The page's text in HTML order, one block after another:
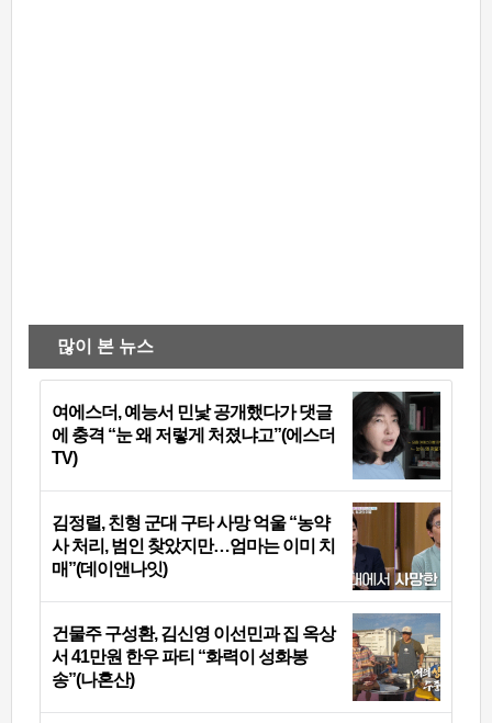
많이 본 뉴스
여에스더, 예능서 민낯 공개했다가 댓글
에 충격 “눈 왜 저렇게 처졌냐고”(에스더
TV)
김정렬, 친형 군대 구타 사망 억울 “농약
사 처리, 범인 찾았지만…엄마는 이미 치
매”(데이앤나잇)
건물주 구성환, 김신영 이선민과 집 옥상
서 41만원 한우 파티 “화력이 성화봉
송”(나혼산)